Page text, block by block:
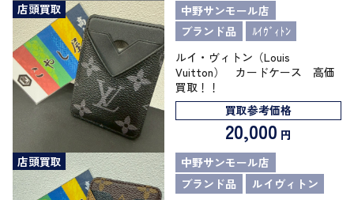
店頭買取
中野サンモール店
ブランド品
ﾙｲｳﾞｨﾄﾝ
ルイ・ヴィトン（Louis
Vuitton） カードケース 高価
買取！！
買取参考価格
20,000 円
店頭買取
中野サンモール店
ブランド品
ルイヴィトン